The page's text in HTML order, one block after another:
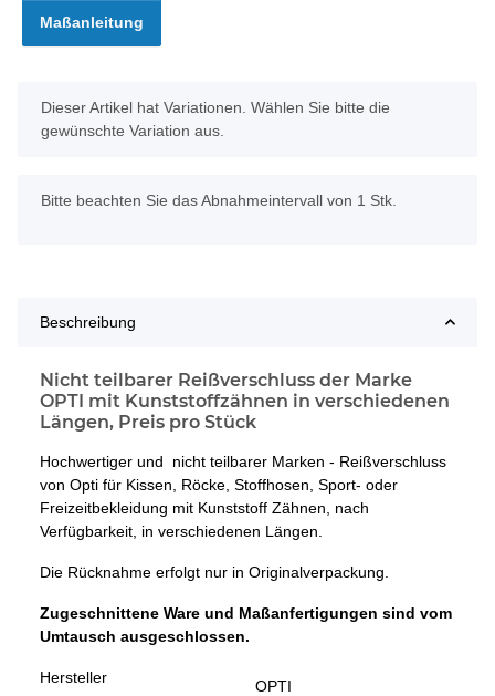
Maßanleitung
x
Dieser Artikel hat Variationen. Wählen Sie bitte die
gewünschte Variation aus.
x
Bitte beachten Sie das Abnahmeintervall von 1 Stk.
Beschreibung
Nicht teilbarer Reißverschluss der Marke
OPTI mit Kunststoffzähnen in verschiedenen
Längen, Preis pro Stück
Hochwertiger und nicht teilbarer Marken - Reißverschluss
von Opti für Kissen, Röcke, Stoffhosen, Sport- oder
Freizeitbekleidung mit Kunststoff Zähnen, nach
Verfügbarkeit, in verschiedenen Längen.
Die Rücknahme erfolgt nur in Originalverpackung.
Zugeschnittene Ware und Maßanfertigungen sind vom
Umtausch ausgeschlossen.
Hersteller
OPTI